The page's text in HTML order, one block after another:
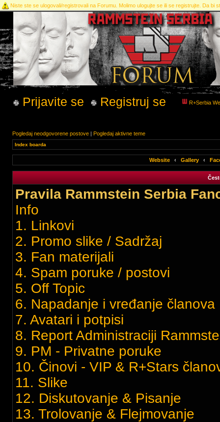
Niste ste se ulogovali/registrovali na Forumu. Molimo ulogujte se ili se registrujte. Da bi
Prijavite se Registruj se R+Serbia
Pogledaj neodgovorene postove | Pogledaj aktivne teme
Index boarda
Website ‹ Gallery ‹
Pravila Rammstein Serbia
Info
1. Linkovi
2. Promo slike / Sadržaj
3. Fan materijali
4. Spam poruke / postovi
5. Off Topic
6. Napadanje i vređanje
7. Avatari i potpisi
8. Report Administraciji
9. PM - Privatne poruke
10. Činovi - VIP & R+Stars
11. Slike
12. Diskutovanje & Pisanje
13. Trolovanje & Flejmovanje